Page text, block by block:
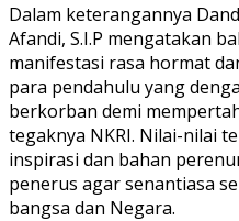
Dalam keterangannya
Afandi, S.I.P mengatakan
manifestasi rasa hormat
para pendahulu yang
berkorban demi
tegaknya NKRI. Nilai-nilai
inspirasi dan bahan
penerus agar senantiasa
bangsa dan Negara.